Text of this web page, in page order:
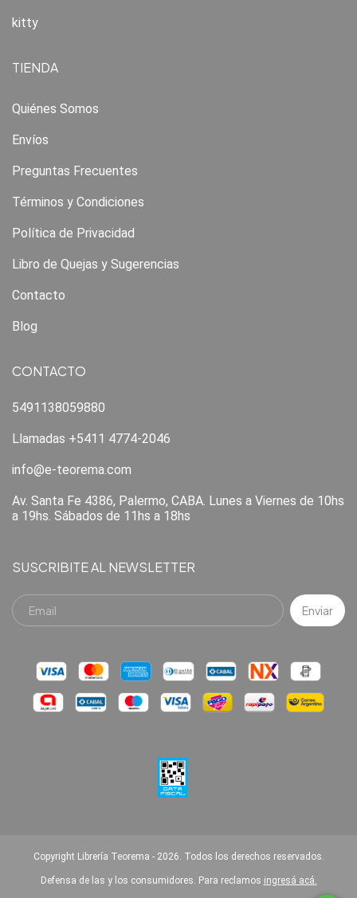
kitty
TIENDA
Quiénes Somos
Envíos
Preguntas Frecuentes
Términos y Condiciones
Política de Privacidad
Libro de Quejas y Sugerencias
Contacto
Blog
CONTACTO
5491138059880
Llamadas +5411 4774-2046
info@e-teorema.com
Av. Santa Fe 4386, Palermo, CABA. Lunes a Viernes de 10hs
a 19hs. Sábados de 11hs a 18hs
SUSCRIBITE AL NEWSLETTER
Copyright Librería Teorema - 2026. Todos los derechos reservados.
Defensa de las y los consumidores. Para reclamos ingresá acá.